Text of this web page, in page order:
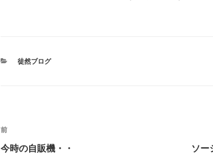
カ
徒然ブログ
投
稿
前
の
前
今時の自販機・・ ソー